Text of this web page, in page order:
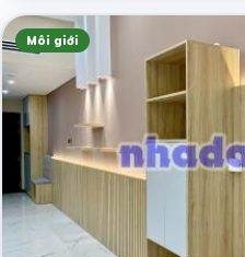
Môi giới